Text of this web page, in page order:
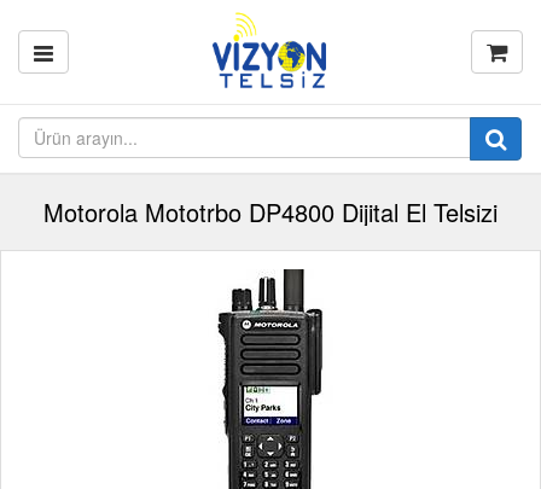
Motorola Mototrbo DP4800 Dijital El Telsizi